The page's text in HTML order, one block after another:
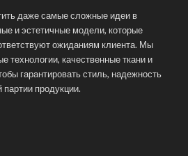
даже самые сложные идеи в
и эстетичные модели, которые
ожиданиям клиента. Мы
технологии, качественные ткани и
гарантировать стиль, надежность
продукции.